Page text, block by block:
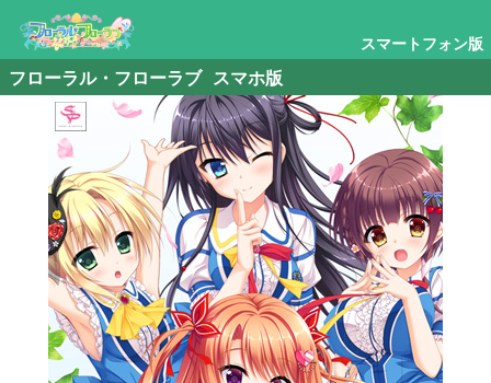
スマートフォン版
フローラル・フローラブ スマホ版